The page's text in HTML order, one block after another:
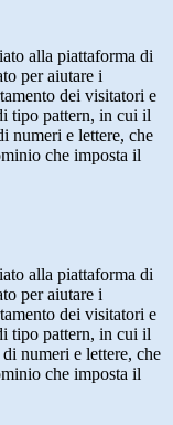
alla piattaforma di
per aiutare i
dei visitatori e
tipo pattern, in cui il
numeri e lettere, che
che imposta il
alla piattaforma di
per aiutare i
dei visitatori e
tipo pattern, in cui il
numeri e lettere, che
che imposta il